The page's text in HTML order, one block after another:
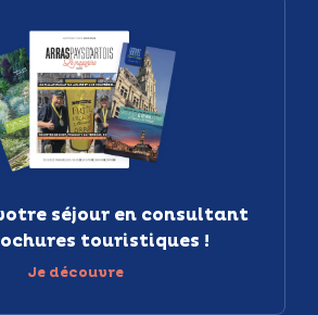
séjour en consultant
touristiques !
Je découvre